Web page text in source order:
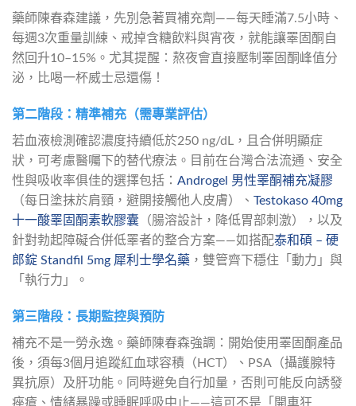
藥師陳春森建議，先別急著買補充劑——每天睡滿7.5小時、
每週3次重量訓練、戒掉含糖飲料與宵夜，就能讓睪固酮自
然回升10–15%。尤其提醒：熬夜會直接壓制睪固酮峰值分
泌，比喝一杯威士忌還傷！
第二階段：精準補充（需專業評估）
若血液檢測確認濃度持續低於250 ng/dL，且合併明顯症
狀，可考慮醫囑下的替代療法。目前在台灣合法流通、安全
性與吸收率俱佳的選擇包括： Androgel 男性睪酮補充凝膠
（每日塗抹於肩頸，避開接觸他人皮膚）、 Testokaso 40mg
十一酸睪固酮素軟膠囊 （腸溶設計，降低胃部刺激），以及
針對勃起障礙合併低睪者的整合方案——如搭配泰和碩 – 硬
郎錠 Standfil 5mg 犀利士學名藥 ，雙管齊下穩住「動力」與
「執行力」。
第三階段：長期監控與預防
補充不是一勞永逸。藥師陳春森強調：開始使用睪固酮產品
後，須每3個月追蹤紅血球容積（HCT）、PSA（攝護腺特
異抗原）及肝功能。同時避免自行加量，否則可能反向誘發
痤瘡、情緒暴躁或睡眠呼吸中止——這可不是「開車狂